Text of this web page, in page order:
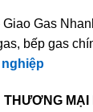
Giao Gas
bếp gas
THƯƠNG